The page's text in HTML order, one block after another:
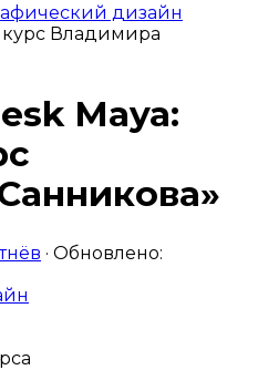
дизайн
Владимира
Maya:
· Обновлено: